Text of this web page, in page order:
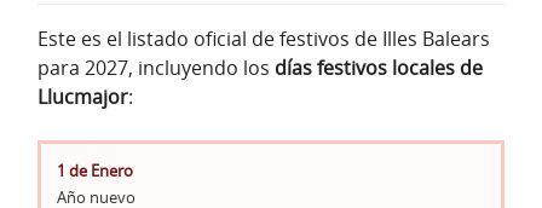
Este es el listado oficial de festivos de Illes Balears
para 2027, incluyendo los días festivos locales de
Llucmajor:
1 de Enero
Año nuevo